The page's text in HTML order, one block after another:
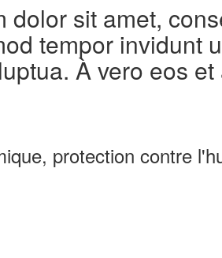
dolor sit amet,
tempor invidunt
À vero eos
protection contre